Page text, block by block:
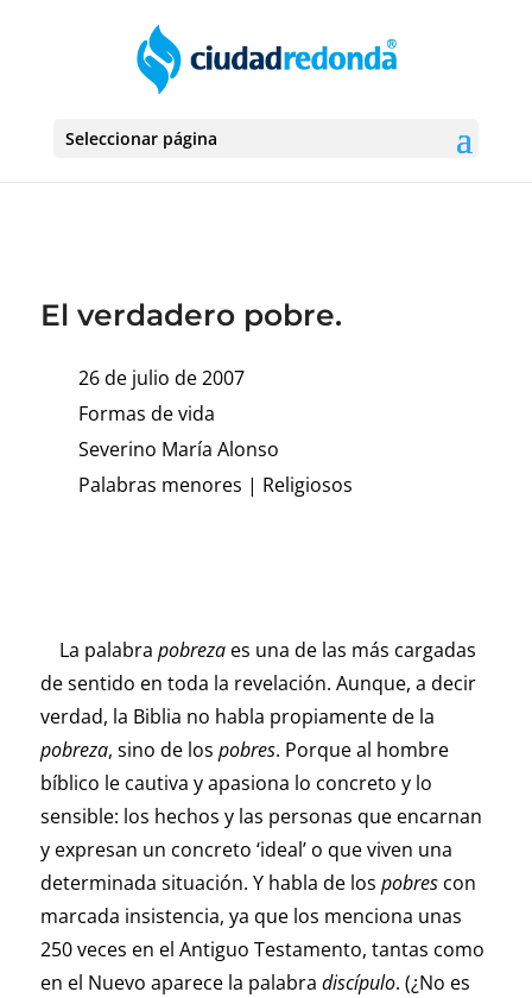
Seleccionar página
El verdadero pobre.
26 de julio de 2007
Formas de vida
Severino María Alonso
Palabras menores | Religiosos
La palabra pobrezaes una de las más cargadas
de sentido en toda la revelación. Aunque, a decir
verdad, la Biblia no habla propiamente de la
pobreza, sino de los pobres. Porque al hombre
bíblico le cautiva y apasiona lo concreto y lo
sensible: los hechos y las personas que encarnan
y expresan un concreto ‘ideal’ o que viven una
determinada situación. Y habla de los pobrescon
marcada insistencia, ya que los menciona unas
250 veces en el Antiguo Testamento, tantas como
en el Nuevo aparece la palabra discípulo. (¿No es